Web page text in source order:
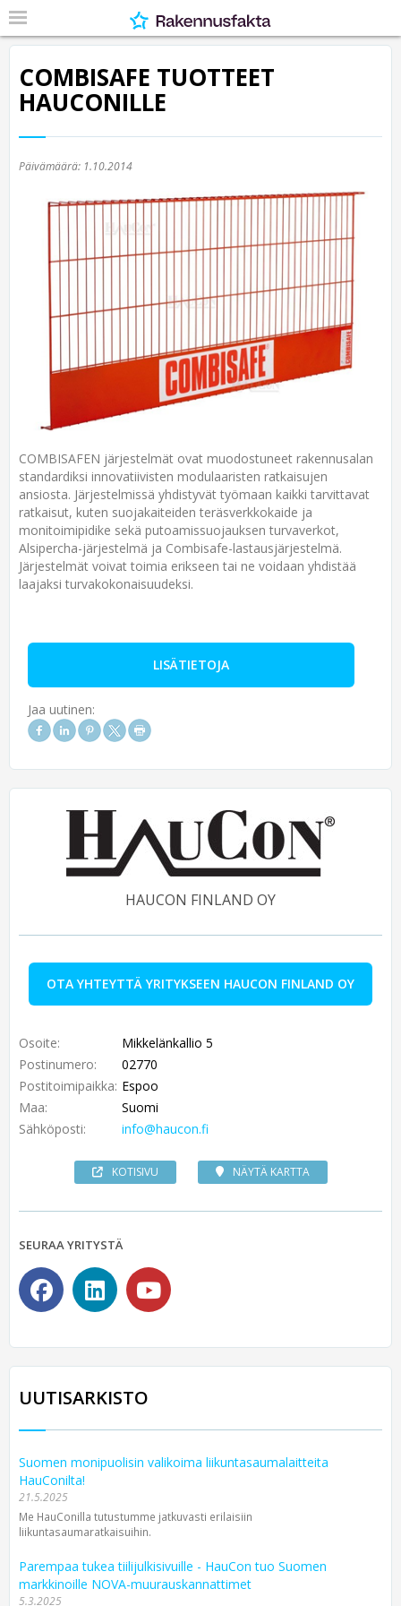
COMBISAFE TUOTTEET
HAUCONILLE
Päivämäärä: 1.10.2014
COMBISAFEN järjestelmät ovat muodostuneet rakennusalan
standardiksi innovatiivisten modulaaristen ratkaisujen
ansiosta. Järjestelmissä yhdistyvät työmaan kaikki tarvittavat
ratkaisut, kuten suojakaiteiden teräsverkkokaide ja
monitoimipidike sekä putoamissuojauksen turvaverkot,
Alsipercha-järjestelmä ja Combisafe-lastausjärjestelmä.
Järjestelmät voivat toimia erikseen tai ne voidaan yhdistää
laajaksi turvakokonaisuudeksi.
LISÄTIETOJA
Jaa uutinen:
HAUCON FINLAND OY
OTA YHTEYTTÄ YRITYKSEEN HAUCON FINLAND OY
Osoite:
Mikkelänkallio 5
Postinumero:
02770
Postitoimipaikka: Espoo
Maa:
Suomi
Sähköposti:
info@haucon.fi
KOTISIVU NÄYTÄ KARTTA
SEURAA YRITYSTÄ
UUTISARKISTO
Suomen monipuolisin valikoima liikuntasaumalaitteita
HauConilta!
21.5.2025
Me HauConilla tutustumme jatkuvasti erilaisiin
liikuntasaumaratkaisuihin.
Parempaa tukea tiilijulkisivuille - HauCon tuo Suomen
markkinoille NOVA-muurauskannattimet
5.3.2025